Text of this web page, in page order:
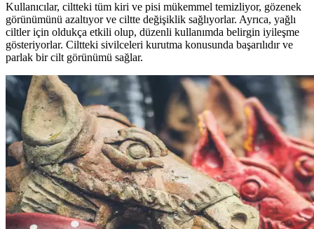
Kullanıcılar, ciltteki tüm kiri ve pisi mükemmel temizliyor, gözenek
görünümünü azaltıyor ve ciltte değişiklik sağlıyorlar. Ayrıca, yağlı
ciltler için oldukça etkili olup, düzenli kullanımda belirgin iyileşme
gösteriyorlar. Ciltteki sivilceleri kurutma konusunda başarılıdır ve
parlak bir cilt görünümü sağlar.